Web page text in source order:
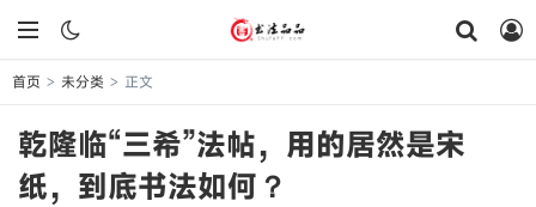
首页 > 未分类 > 正文
乾隆临“三希”法帖，用的居然是宋
纸，到底书法如何？